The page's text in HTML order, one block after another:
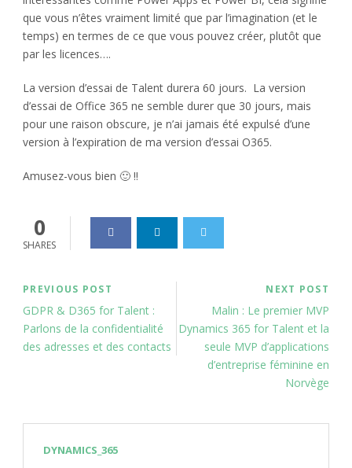
que vous n’êtes vraiment limité que par l’imagination (et le
temps) en termes de ce que vous pouvez créer, plutôt que
par les licences….
La version d’essai de Talent durera 60 jours. La version
d’essai de Office 365 ne semble durer que 30 jours, mais
pour une raison obscure, je n’ai jamais été expulsé d’une
version à l’expiration de ma version d’essai O365.
Amusez-vous bien 🙂 !!
0
SHARES
PREVIOUS POST
GDPR & D365 for Talent :
Parlons de la confidentialité
des adresses et des contacts
NEXT POST
Malin : Le premier MVP
Dynamics 365 for Talent et la
seule MVP d’applications
d’entreprise féminine en
Norvège
DYNAMICS_365